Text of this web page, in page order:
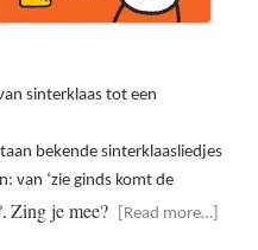
sinterklaas tot een
bekende sinterklaasliedjes
van ‘zie ginds komt de
Zing je mee? [Read more…]